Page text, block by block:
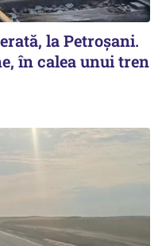
la Petroșani.
în calea unui tren